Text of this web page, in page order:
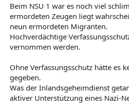
Beim NSU 1 war es noch viel
ermordeten Zeugen liegt
neun ermordeten Migranten.
Hochverdächtige
vernommen werden.
Ohne Verfassungsschutz hätte es
gegeben.
Was der Inlandsgeheimdienst
aktiver Unterstützung eines Nazi-